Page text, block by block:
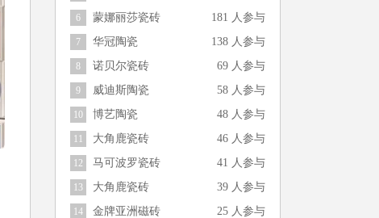
6 蒙娜丽莎瓷砖 181 人参与
7 华冠陶瓷 138 人参与
8 诺贝尔瓷砖 69 人参与
9 威迪斯陶瓷 58 人参与
10 博艺陶瓷 48 人参与
11 大角鹿瓷砖 46 人参与
12 马可波罗瓷砖 41 人参与
13 大角鹿瓷砖 39 人参与
14 金牌亚洲磁砖 25 人参与